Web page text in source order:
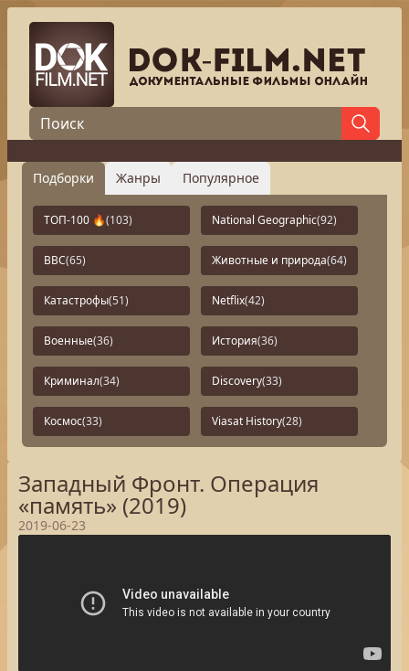
Подборки Жанры Популярное
ТОП-100 🔥(103) National Geographic(92)
BBC(65) Животные и природа(64)
Катастрофы(51) Netflix(42)
Военные(36) История(36)
Криминал(34) Discovery(33)
Космос(33) Viasat History(28)
Западный Фронт. Операция
«память» (2019)
2019-06-23